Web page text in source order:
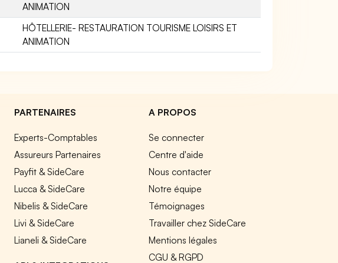
ANIMATION
HÔTELLERIE- RESTAURATION TOURISME LOISIRS ET
ANIMATION
PARTENAIRES
Experts-Comptables
Assureurs Partenaires
Payfit & SideCare
Lucca & SideCare
Nibelis & SideCare
Livi & SideCare
Lianeli & SideCare
A PROPOS
Se connecter
Centre d'aide
Nous contacter
Notre équipe
Témoignages
Travailler chez SideCare
Mentions légales
CGU & RGPD